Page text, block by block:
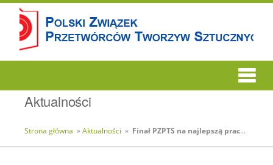
Aktualności
Strona główna »Aktualności » Finał PZPTS na najlepszą pracę dyplomową rozstrzygnięty